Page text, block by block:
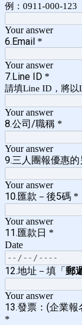
例：0911-000-123
Your answer
6.Email *
Your answer
7.Line ID *
請填Line ID，將以
Your answer
8.公司/職稱 *
Your answer
9.三人團報優惠
Your answer
10.匯款－後5碼 *
Your answer
11.匯款日 *
Date
12.地址－填「郵
Your answer
13.發票：(企業
*